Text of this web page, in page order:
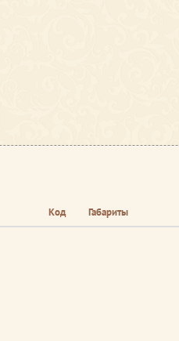
Код Габариты